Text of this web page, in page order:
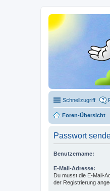
Schnellzugriff
Foren-Übersicht
Passwort
Benutzername:
E-Mail-Adresse:
Du musst die E-Mail-
der Registrierung